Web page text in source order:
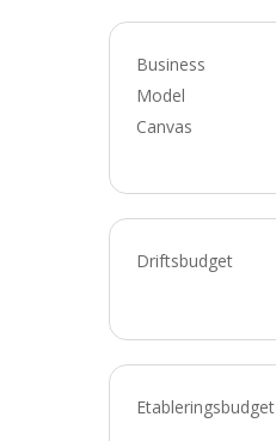
Business
Model
Canvas
Driftsbudget
Etableringsbudget